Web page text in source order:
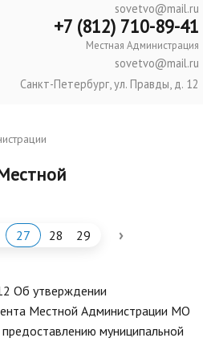
sovetvo@mail.ru
+7 (812) 710-89-41
Местная Администрация
sovetvo@mail.ru
Санкт-Петербург, ул. Правды, д. 12
27 28 29 ›
Об утверждении
Местной Администрации МО
муниципальной